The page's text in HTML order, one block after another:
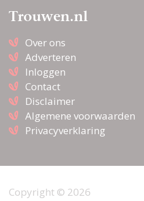
Trouwen.nl
Over ons
Adverteren
Inloggen
Contact
Disclaimer
Algemene voorwaarden
Privacyverklaring
Copyright © 2026